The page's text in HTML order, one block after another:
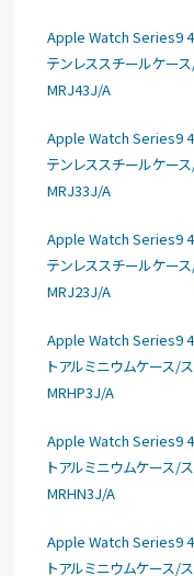
Apple Watch Series9
テンレススチールケー
MRJ43J/A
Apple Watch Series9
テンレススチールケー
MRJ33J/A
Apple Watch Series9
テンレススチールケー
MRJ23J/A
Apple Watch Series9
トアルミニウムケース/
MRHP3J/A
Apple Watch Series9
トアルミニウムケース/
MRHN3J/A
Apple Watch Series9
トアルミニウムケース/